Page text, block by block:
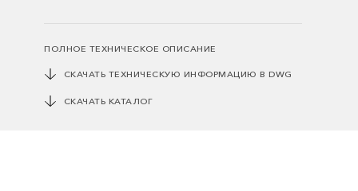
ПОЛНОЕ ТЕХНИЧЕСКОЕ ОПИСАНИЕ
СКАЧАТЬ ТЕХНИЧЕСКУЮ ИНФОРМАЦИЮ В DWG
СКАЧАТЬ КАТАЛОГ